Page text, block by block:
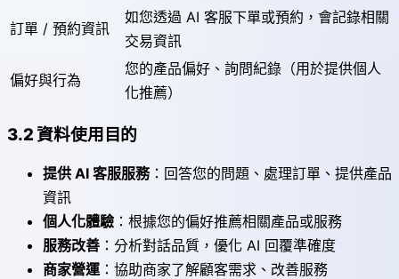
訂單 / 預約資訊
如您透過 AI 客服下單或預約，會記錄相關
交易資訊
偏好與行為
您的產品偏好、詢問紀錄（用於提供個人
化推薦）
3.2 資料使用目的
提供 AI 客服服務：回答您的問題、處理訂單、提供產品
資訊
個人化體驗 ：根據您的偏好推薦相關產品或服務
服務改善 ：分析對話品質，優化 AI 回覆準確度
商家營運 ：協助商家了解顧客需求、改善服務